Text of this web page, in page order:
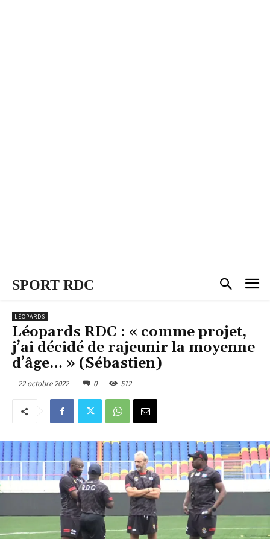
SPORT RDC
LÉOPARDS
Léopards RDC : « comme projet,
j’ai décidé de rajeunir la moyenne
d’âge… » (Sébastien)
22 octobre 2022 0 512